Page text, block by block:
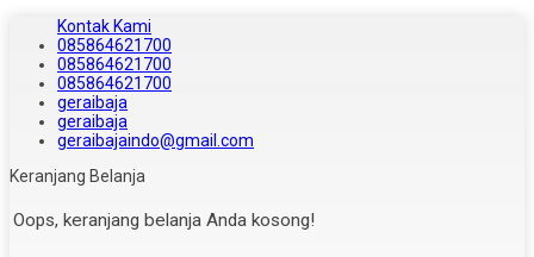
Kontak Kami
085864621700
085864621700
085864621700
geraibaja
geraibaja
geraibajaindo@gmail.com
Keranjang Belanja
Oops, keranjang belanja Anda kosong!